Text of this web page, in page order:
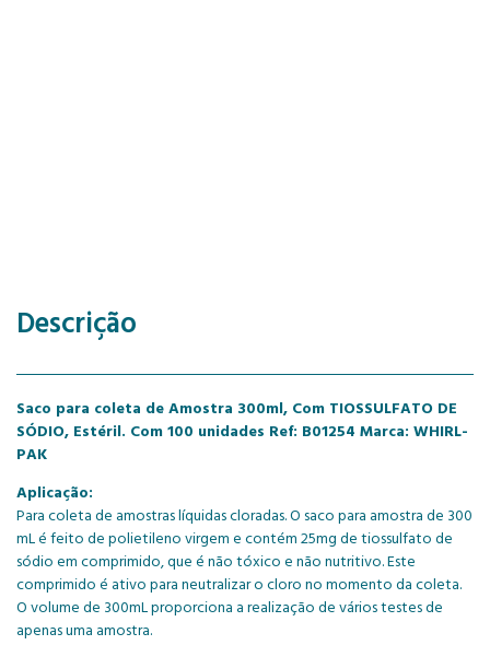
Descrição
Saco para coleta de Amostra 300ml, Com TIOSSULFATO DE
SÓDIO, Estéril. Com 100 unidades Ref: B01254 Marca: WHIRL-
PAK
Aplicação:
Para coleta de amostras líquidas cloradas. O saco para amostra de 300
mL é feito de polietileno virgem e contém 25mg de tiossulfato de
sódio em comprimido, que é não tóxico e não nutritivo. Este
comprimido é ativo para neutralizar o cloro no momento da coleta.
O volume de 300mL proporciona a realização de vários testes de
apenas uma amostra.